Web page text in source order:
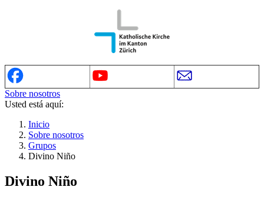
Sobre nosotros
Usted está aquí:
Inicio
Sobre nosotros
Grupos
Divino Niño
Divino Niño